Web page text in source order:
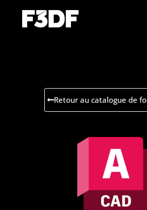
Retour au catalogue de